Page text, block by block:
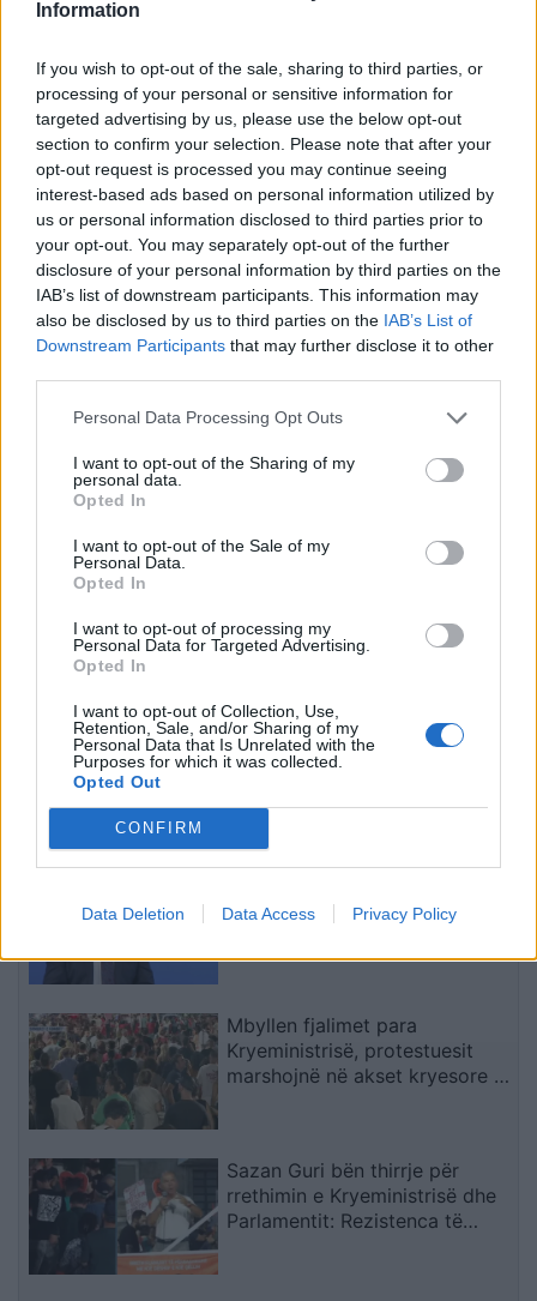
Information
If you wish to opt-out of the sale, sharing to third parties, or
processing of your personal or sensitive information for
targeted advertising by us, please use the below opt-out
section to confirm your selection. Please note that after your
opt-out request is processed you may continue seeing
interest-based ads based on personal information utilized by
us or personal information disclosed to third parties prior to
your opt-out. You may separately opt-out of the further
disclosure of your personal information by third parties on the
IAB’s list of downstream participants. This information may
also be disclosed by us to third parties on the IAB’s List of
Downstream Participants that may further disclose it to other
Personal Data Processing Opt Outs
I want to opt-out of the Sharing of my
personal data.
Opted In
I want to opt-out of the Sale of my
Personal Data.
Opted In
I want to opt-out of processing my
Personal Data for Targeted Advertising.
Opted In
I want to opt-out of Collection, Use,
Retention, Sale, and/or Sharing of my
Personal Data that Is Unrelated with the
Purposes for which it was collected.
Opted Out
CONFIRM
Data Deletion Data Access Privacy Policy
Pas tërmetit 7.4 ballë në
Kolumbi, liderët botërorë
premtojnë ndihmë: “Do të
mobilizohemi sa herë të
na kërkohet
Ilir Xhemalaj prezanton
vizionin për “Shqipërinë e
Re”: Ligji duhet të jetë i
barabartë dhe shteti t’u
shërbejë qytetarëve
emergjencë kombëtare
pas tërmetit shkatërrues,
dhjetëra ndërtesa të
rrënuara
urdhrin ekzekutiv për
Autostrada Elbasan-
Rrogozhinë, ARRSH: Nyja
lidhëse në Papër do të
ndërtohet në një fazë të
FOTO/ Tërmeti me
magnitudë 7.4 godet
Kolumbinë, 110 viktima
të fundit
pjesë e luftës hibride të
Serbisë ndaj Kosovës
Mbyllen fjalimet para
Kryeministrisë, protestuesit
marshojnë në akset kryesore të
Sazan Guri bën thirrje për
rrethimin e Kryeministrisë dhe
Parlamentit: Rezistenca të